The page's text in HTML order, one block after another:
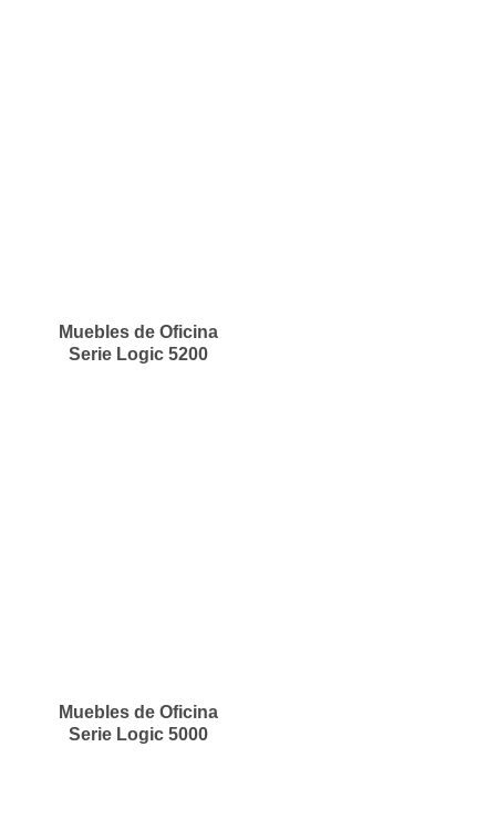
Muebles de Oficina
Serie Logic 5200
Muebles de Oficina
Serie Logic 5000